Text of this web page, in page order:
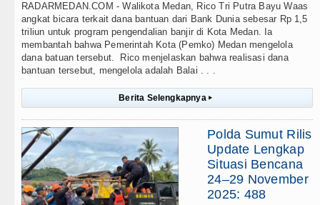
RADARMEDAN.COM - Walikota Medan, Rico Tri Putra Bayu Waas
angkat bicara terkait dana bantuan dari Bank Dunia sebesar Rp 1,5
triliun untuk program pengendalian banjir di Kota Medan. Ia
membantah bahwa Pemerintah Kota (Pemko) Medan mengelola
dana batuan tersebut. Rico menjelaskan bahwa realisasi dana
bantuan tersebut, mengelola adalah Balai . . .
Berita Selengkapnya ▸
Polda Sumut Rilis
Update Lengkap
Situasi Bencana
24–29 November
2025: 488